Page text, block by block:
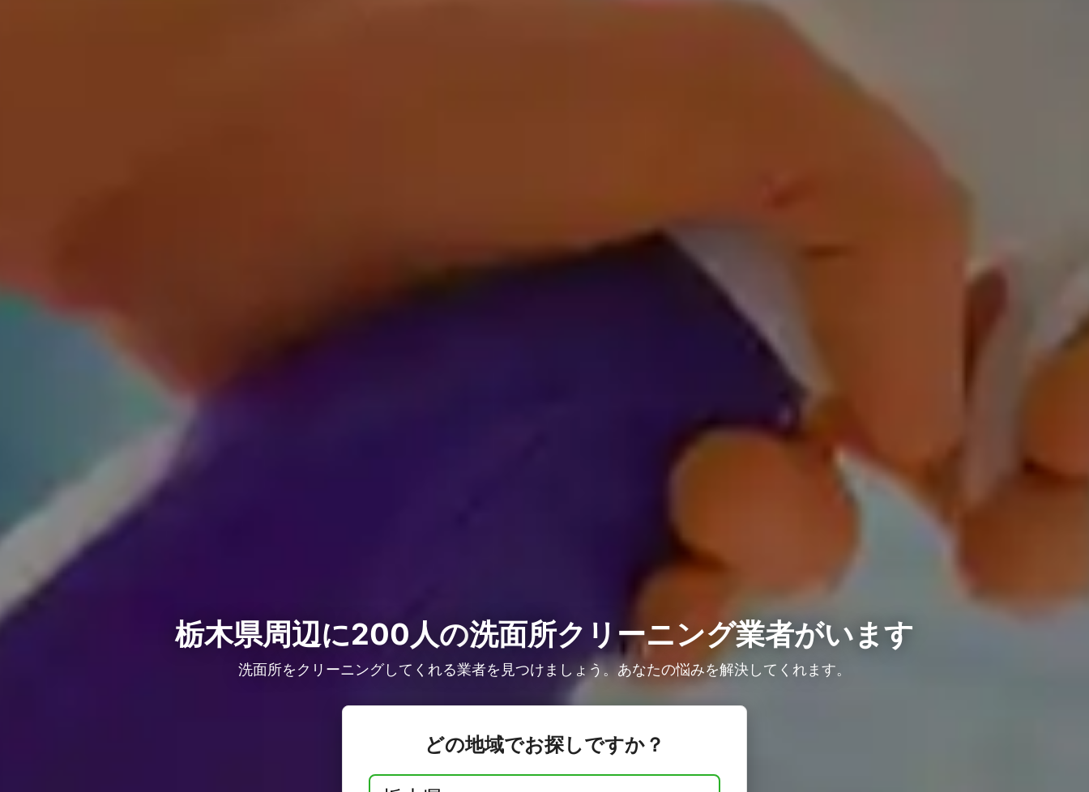
栃木県周辺に200人の洗面所クリーニング業者がいます
洗面所をクリーニングしてくれる業者を見つけましょう。あなたの悩みを解決してくれます。
どの地域でお探しですか？